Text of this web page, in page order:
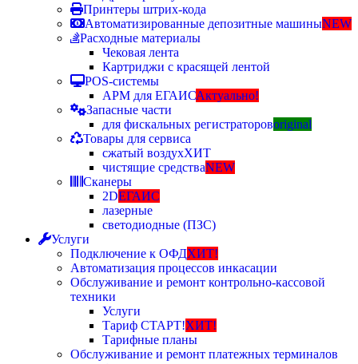
Принтеры штрих-кода
Автоматизированные депозитные машиныNEW
Расходные материалы
Чековая лента
Картриджи с красящей лентой
POS-системы
АРМ для ЕГАИСАктуально!
Запасные части
для фискальных регистраторовoriginal
Товары для сервиса
сжатый воздухХИТ
чистящие средстваNEW
Сканеры
2DЕГАИС
лазерные
светодиодные (ПЗС)
Услуги
Подключение к ОФДХИТ!
Автоматизация процессов инкасации
Обслуживание и ремонт контрольно-кассовой
техники
Услуги
Тариф СТАРТ!ХИТ!
Тарифные планы
Обслуживание и ремонт платежных терминалов